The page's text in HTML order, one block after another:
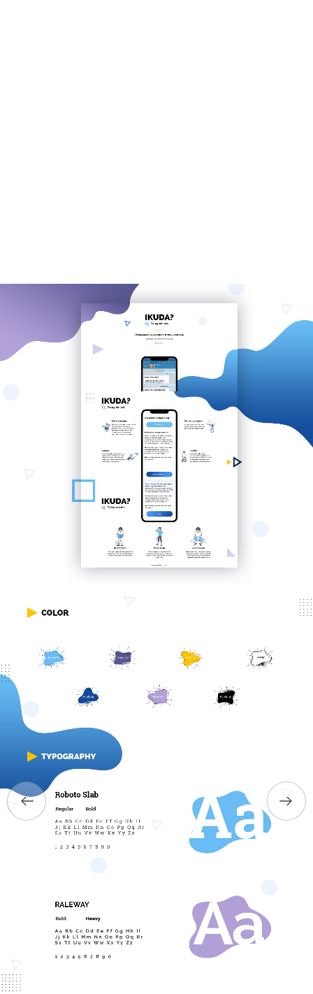
ГОЛОВНА
ПРО НАС
ПОСЛУГИ
ПОРТФОЛІО
КАР’ЄРА
БЛОГ